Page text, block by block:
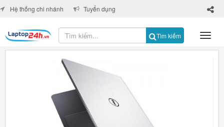
Tìm kiếm
×
Hệ thống chi nhánh Tuyển dụng